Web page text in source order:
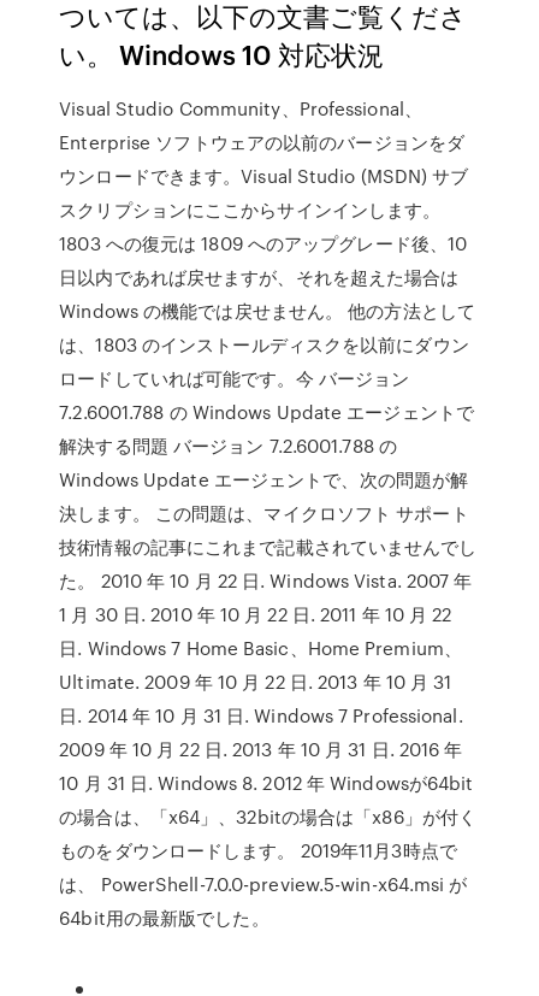
ついては、以下の文書ご覧くださ
い。 Windows 10 対応状況
Visual Studio Community、Professional、
Enterprise ソフトウェアの以前のバージョンをダ
ウンロードできます。Visual Studio (MSDN) サブ
スクリプションにここからサインインします。
1803 への復元は 1809 へのアップグレード後、10
日以内であれば戻せますが、それを超えた場合は
Windows の機能では戻せません。 他の方法として
は、1803 のインストールディスクを以前にダウン
ロードしていれば可能です。今 バージョン
7.2.6001.788 の Windows Update エージェントで
解決する問題 バージョン 7.2.6001.788 の
Windows Update エージェントで、次の問題が解
決します。 この問題は、マイクロソフト サポート
技術情報の記事にこれまで記載されていませんでし
た。 2010 年 10 月 22 日. Windows Vista. 2007 年
1 月 30 日. 2010 年 10 月 22 日. 2011 年 10 月 22
日. Windows 7 Home Basic、Home Premium、
Ultimate. 2009 年 10 月 22 日. 2013 年 10 月 31
日. 2014 年 10 月 31 日. Windows 7 Professional.
2009 年 10 月 22 日. 2013 年 10 月 31 日. 2016 年
10 月 31 日. Windows 8. 2012 年 Windowsが64bit
の場合は、「x64」、32bitの場合は「x86」が付く
ものをダウンロードします。 2019年11月3時点で
は、 PowerShell-7.0.0-preview.5-win-x64.msi が
64bit用の最新版でした。